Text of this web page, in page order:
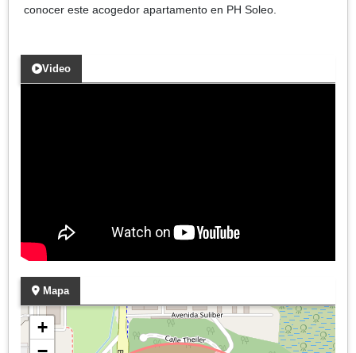
conocer este acogedor apartamento en PH Soleo.
Video
Mapa
+